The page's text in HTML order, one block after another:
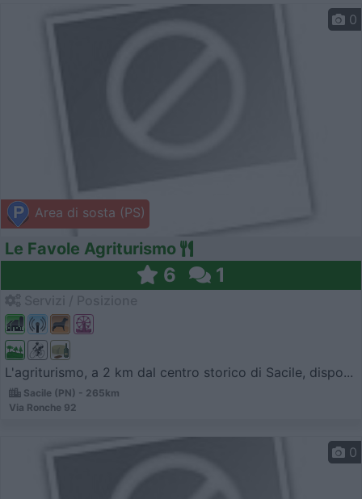
Area di sosta (PS)
0
Le Favole Agriturismo
6 1
L'agriturismo, a 2 km dal centro storico di Sacile, dispo...
Sacile (PN) - 265km
Via Ronche 92
0